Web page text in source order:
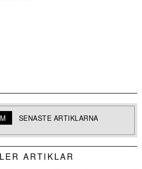
SENASTE ARTIKLARNA
ARTIKLAR